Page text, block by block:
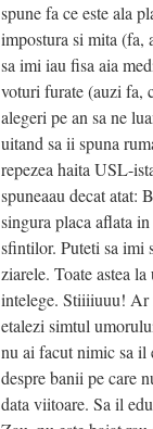
spune fa ce este ala
impostura si mita (fa,
sa imi iau fisa aia
voturi furate (auzi fa,
alegeri pe an sa ne
uitand sa ii spuna
repezea haita USL-
spuneaau decat atat:
singura placa aflata
sfintilor. Puteti sa imi
ziarele. Toate astea
intelege. Stiiiiuuu! Ar
etalezi simtul
nu ai facut nimic sa il
despre banii pe care
data viitoare. Sa il